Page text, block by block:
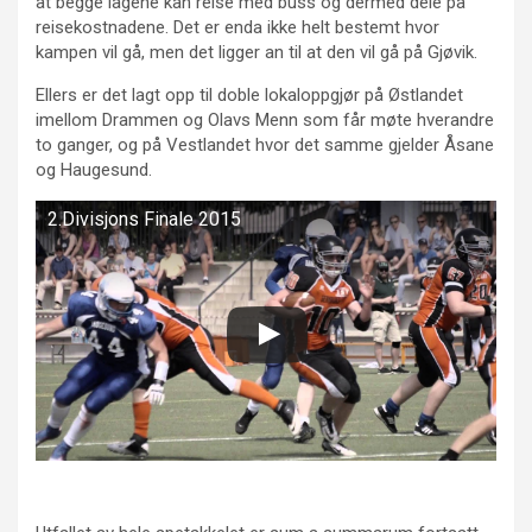
reisekostnadene. Det er enda ikke helt bestemt hvor
kampen vil gå, men det ligger an til at den vil gå på Gjøvik.
Ellers er det lagt opp til doble lokaloppgjør på Østlandet
imellom Drammen og Olavs Menn som får møte hverandre
to ganger, og på Vestlandet hvor det samme gjelder Åsane
og Haugesund.
2.Divisjons Finale 2015